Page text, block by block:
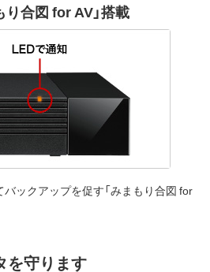
合図 for AV」搭載
ックアップを促す「みまもり合図 for
を守ります